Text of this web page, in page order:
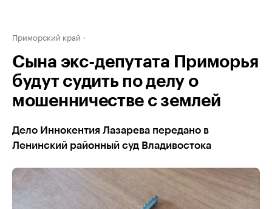
Приморский край
Сына экс-депутата Приморья
будут судить по делу о
мошенничестве с землей
Дело Иннокентия Лазарева передано в
Ленинский районный суд Владивостока